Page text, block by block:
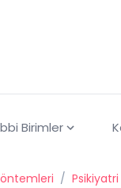
Birimler
/ Psikiyatri